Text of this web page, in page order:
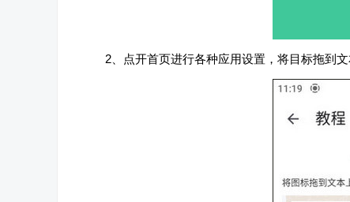
2、点开首页进行各种应用设置，将目标拖到